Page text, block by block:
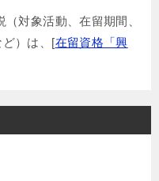
対象活動、在留期間、
）は、[在留資格「興